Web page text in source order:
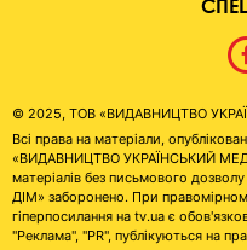
© 2025, ТОВ «ВИДАВНИЦТВО
Всі права на матеріали,
«ВИДАВНИЦТВО УКРАЇНСЬКИЙ
матеріалів без письмового
ДІМ» заборонено. При
гіперпосилання на tv.ua є
"Реклама", "PR", публікуються на